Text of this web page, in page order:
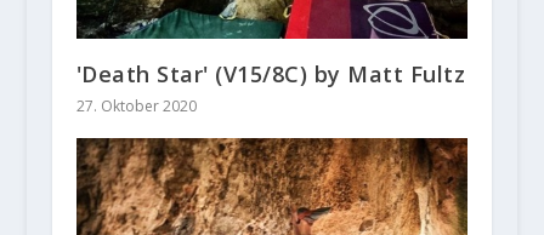
'Death Star' (V15/8C) by Matt Fultz
27. Oktober 2020